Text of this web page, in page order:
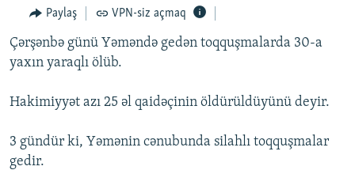
FƏRQƏ BAX
QANUNI DOĞRU
ARAŞDIRMA
MULTIMEDIA
FOTOQALEREYA
OXU ZALI
HAQQIMIZDA
Paylaş VPN-siz açmaq
Çərşənbə günü Yəməndə gedən toqquşmalarda 30-a
yaxın yaraqlı ölüb.
Hakimiyyət azı 25 əl qaidəçinin öldürüldüyünü deyir.
3 gündür ki, Yəmənin cənubunda silahlı toqquşmalar
gedir.